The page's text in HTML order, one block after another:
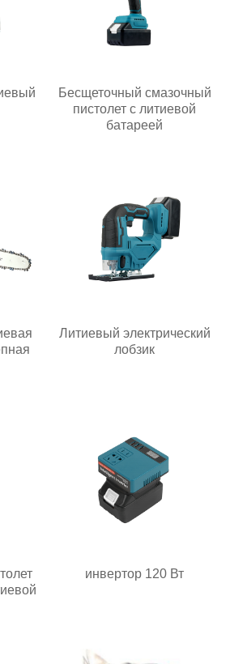
Бесщеточный смазочный
пистолет с литиевой
батареей
Литиевый электрический
лобзик
инвертор 120 Вт